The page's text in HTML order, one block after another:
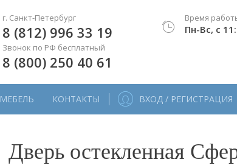
г. Санкт-Петербург
8 (812) 996 33 19
Звонок по РФ бесплатный
8 (800) 250 40 61
Время
Пн-Вс, с
МЕБЕЛЬ КОНТАКТЫ ВХОД / РЕГИСТРАЦИЯ
Дверь остекленная